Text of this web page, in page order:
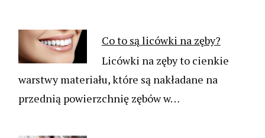
Co to są licówki na zęby?
Licówki na zęby to cienkie
warstwy materiału, które są nakładane na
przednią powierzchnię zębów w…